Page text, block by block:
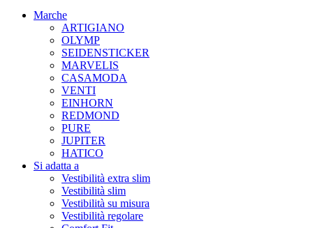
Marche
ARTIGIANO
OLYMP
SEIDENSTICKER
MARVELIS
CASAMODA
VENTI
EINHORN
REDMOND
PURE
JUPITER
HATICO
Si adatta a
Vestibilità extra slim
Vestibilità slim
Vestibilità su misura
Vestibilità regolare